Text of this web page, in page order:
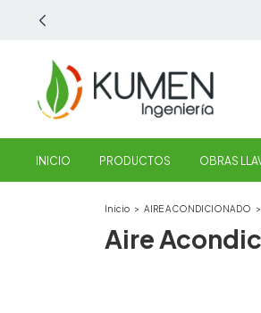
INICIO PRODUCTOS OBRAS
Inicio > AIRE ACONDICIONADO >
Aire